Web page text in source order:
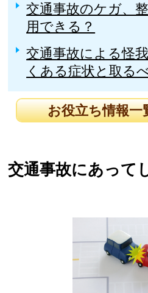
交通事故のケガ、
用できる？
交通事故による怪
くある症状と取る
お役立ち情報一
交通事故にあって